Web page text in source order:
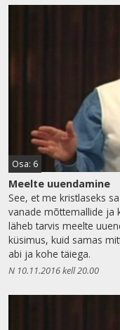
Osa: 6
Meelte uuendamine
See, et me kristlaseks
vanade mõttemallide ja
läheb tarvis meelte
küsimus, kuid samas
abi ja kohe täiega.
N 10.11.2016 kell 20.00